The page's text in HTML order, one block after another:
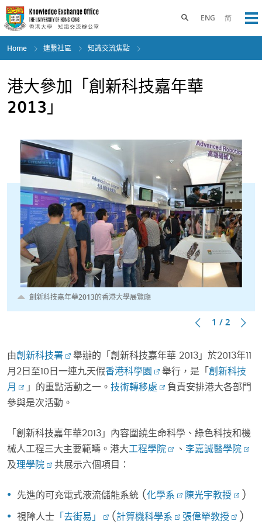
Skip
to
main
content
ENG 简
Toggle search panel
Home 連繫社區 知識交流焦點
港大參加「創新科技嘉年華
2013」
創新科技嘉年華2013的香港大學展覽廳
1 / 2
由創新科技署
舉辦的「創新科技嘉年華 2013」於2013年11
月2日至10日一連九天假香港科學園 舉行，是「 創新科技
月
」的重點活動之一。 技術轉移處
負責安排港大各部門
參與是次活動。
「創新科技嘉年華2013」內容圍繞生命科學、綠色科技和機
械人工程三大主要範疇。港大工程學院 、 李嘉誠醫學院
及理學院 共展示六個項目：
先進的可充電式液流儲能系統 ( 化學系 陳光宇教授 )
視障人士 「去街易」 ( 計算機科學系 張偉犖教授 )